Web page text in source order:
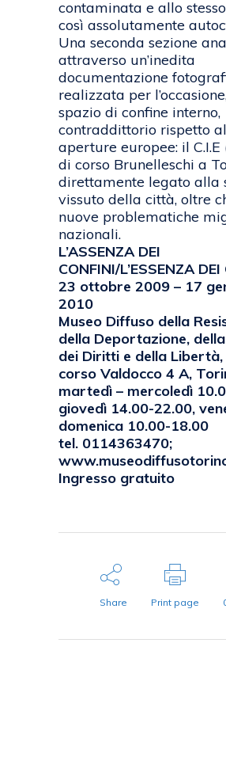
contaminata e allo
così assolutamente
Una seconda sezione
attraverso un’inedita
documentazione
realizzata per
spazio di confine interno,
contraddittorio rispetto
aperture europee: il C.I.E
di corso Brunelleschi a
direttamente legato alla
vissuto della città, oltre
nuove problematiche
nazionali.
L’ASSENZA DEI
CONFINI/L’ESSENZA DEI
23 ottobre 2009 – 17
2010
Museo Diffuso della
della Deportazione,
dei Diritti e della Libertà,
corso Valdocco 4 A,
martedì – mercoledì
giovedì 14.00-22.00,
domenica 10.00-18.00
tel. 0114363470;
Ingresso gratuito
Share Print page